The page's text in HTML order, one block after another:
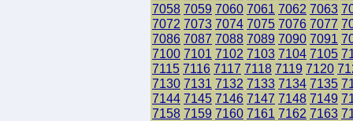
7058 7059 7060 7061 7062 7063
7072 7073 7074 7075 7076 7077
7086 7087 7088 7089 7090 7091
7100 7101 7102 7103 7104 7105
7115 7116 7117 7118 7119 7120
7130 7131 7132 7133 7134 7135
7144 7145 7146 7147 7148 7149
7158 7159 7160 7161 7162 7163